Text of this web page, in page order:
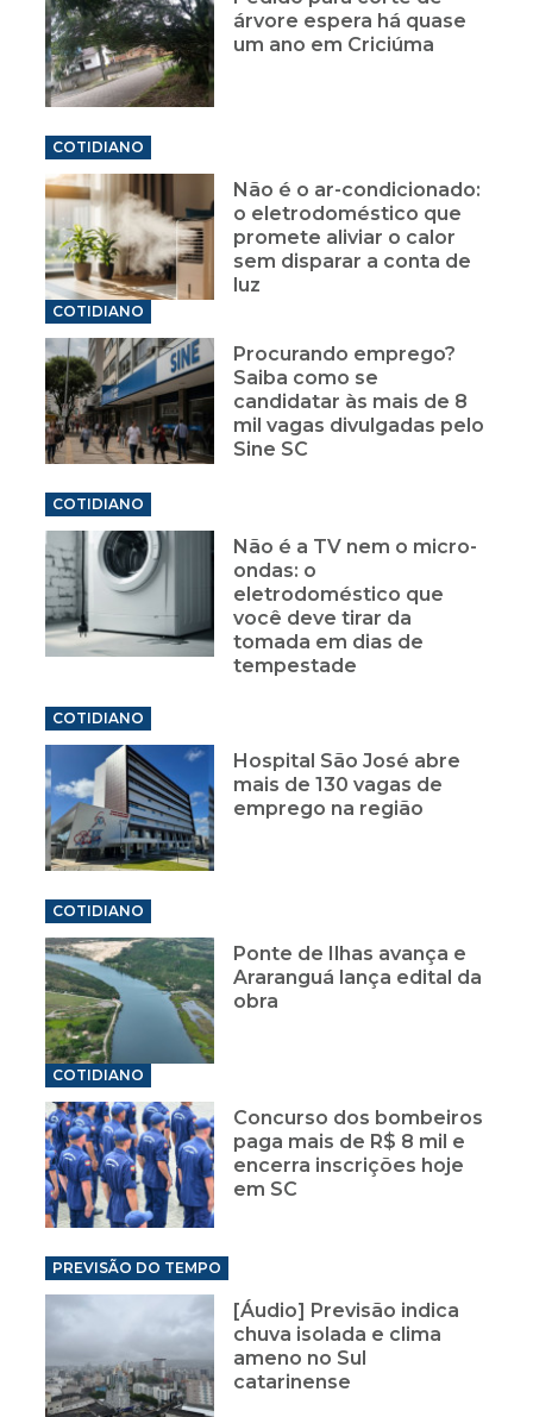
árvore espera há quase
um ano em Criciúma
COTIDIANO
Não é o ar-condicionado:
o eletrodoméstico que
promete aliviar o calor
sem disparar a conta de
luz
COTIDIANO
Procurando emprego?
Saiba como se
candidatar às mais de 8
mil vagas divulgadas pelo
Sine SC
COTIDIANO
Não é a TV nem o micro-
ondas: o
eletrodoméstico que
você deve tirar da
tomada em dias de
tempestade
COTIDIANO
Hospital São José abre
mais de 130 vagas de
emprego na região
COTIDIANO
Ponte de Ilhas avança e
Araranguá lança edital da
obra
COTIDIANO
Concurso dos bombeiros
paga mais de R$ 8 mil e
encerra inscrições hoje
em SC
PREVISÃO DO TEMPO
[Áudio] Previsão indica
chuva isolada e clima
ameno no Sul
catarinense